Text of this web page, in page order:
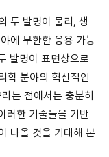
두 발명이 물리, 생
에 무한한 응용 가능
발명이 표면상으로
학 분야의 혁신적인
는 점에서는 충분히
러한 기술들을 기반
나올 것을 기대해 본